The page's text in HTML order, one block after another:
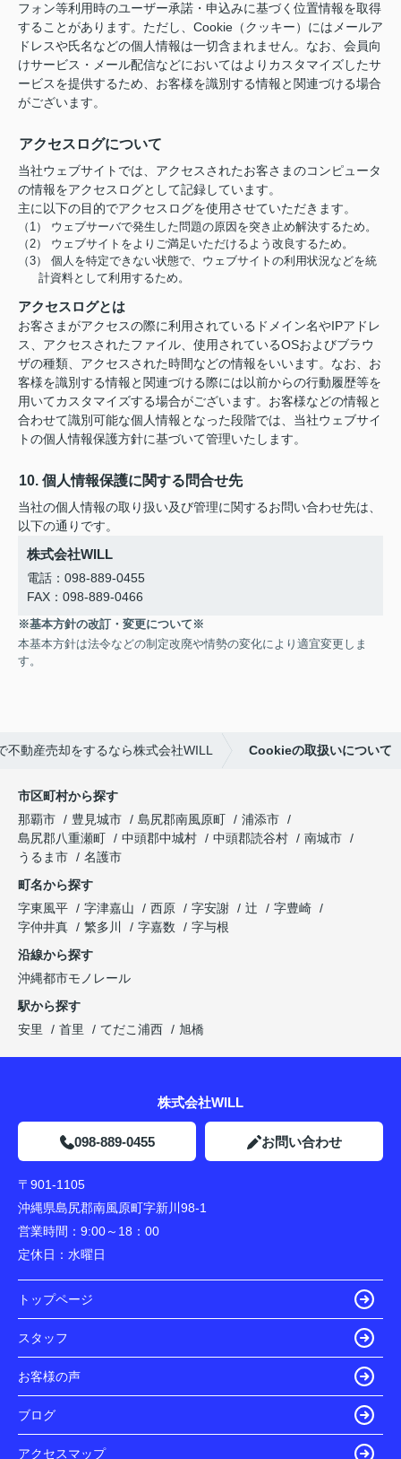
フォン等利用時のユーザー承諾・申込みに基づく位置情報を取得
することがあります。ただし、Cookie（クッキー）にはメールア
ドレスや氏名などの個人情報は一切含まれません。なお、会員向
けサービス・メール配信などにおいてはよりカスタマイズしたサ
ービスを提供するため、お客様を識別する情報と関連づける場合
がございます。
アクセスログについて
当社ウェブサイトでは、アクセスされたお客さまのコンピュータ
の情報をアクセスログとして記録しています。
主に以下の目的でアクセスログを使用させていただきます。
（1） ウェブサーバで発生した問題の原因を突き止め解決するため。
（2） ウェブサイトをよりご満足いただけるよう改良するため。
（3） 個人を特定できない状態で、ウェブサイトの利用状況などを統
計資料として利用するため。
アクセスログとは
お客さまがアクセスの際に利用されているドメイン名やIPアドレ
ス、アクセスされたファイル、使用されているOSおよびブラウ
ザの種類、アクセスされた時間などの情報をいいます。なお、お
客様を識別する情報と関連づける際には以前からの行動履歴等を
用いてカスタマイズする場合がございます。お客様などの情報と
合わせて識別可能な個人情報となった段階では、当社ウェブサイ
トの個人情報保護方針に基づいて管理いたします。
10. 個人情報保護に関する問合せ先
当社の個人情報の取り扱い及び管理に関するお問い合わせ先は、
以下の通りです。
株式会社WILL
電話：098-889-0455
FAX：098-889-0466
※基本方針の改訂・変更について※
本基本方針は法令などの制定改廃や情勢の変化により適宜変更しま
す。
不動産売却をするなら株式会社WILL Cookieの取扱いについて
市区町村から探す
那覇市
豊見城市 島尻郡南風原町
浦添市
島尻郡八重瀬町
中頭郡中城村 中頭郡読谷村
南城市
うるま市
名護市
町名から探す
字東風平
字津嘉山 西原 字安謝 辻
字豊崎
字仲井真
繁多川 字嘉数
字与根
沿線から探す
沖縄都市モノレール
駅から探す
安里
首里 てだこ浦西 旭橋
株式会社WILL
098-889-0455 お問い合わせ
〒901-1105
沖縄県島尻郡南風原町字新川98-1
営業時間： 9:00～18：00
定休日： 水曜日
トップページ
スタッフ
お客様の声
ブログ
アクセスマップ